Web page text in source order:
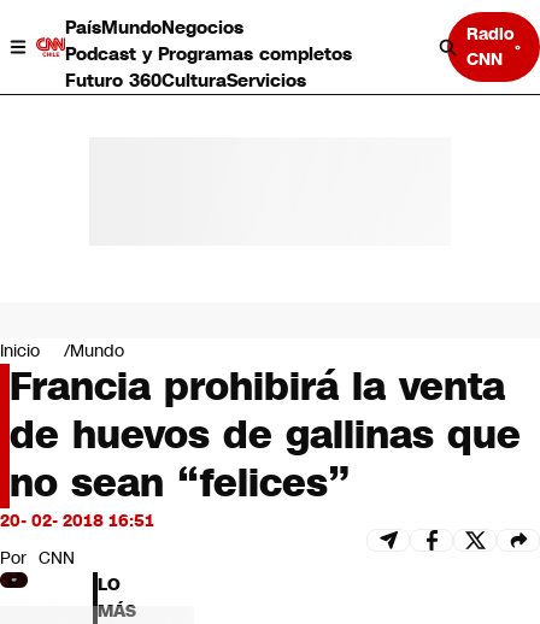
PaísMundoNegocios
Podcast y Programas completos
Futuro 360CulturaServicios
Radio
CNN
Negocios
Deportes
Programas completos
Cultura
Servicios
Bits
CNN tiempo
Futuro 360
Opinión
Inicio Mundo
Francia prohibirá la venta
de huevos de gallinas que
no sean “felices”
20- 02- 2018 16:51
Por CNN
LO
MÁS